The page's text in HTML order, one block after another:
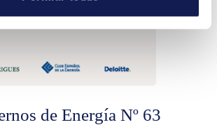
de Energía Nº 63